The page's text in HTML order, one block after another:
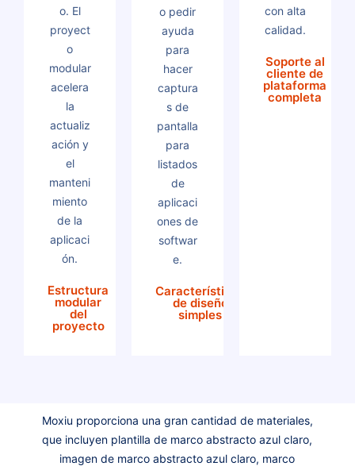
o. El
proyect
o
modular
acelera
la
actualiz
ación y
el
manteni
miento
de la
aplicaci
ón.
Estructura
modular
del
proyecto
o pedir
ayuda
para
hacer
captura
s de
pantalla
para
listados
de
aplicaci
ones de
softwar
e.
Características
de diseño
simples
con alta
calidad.
Soporte al
cliente de
plataforma
completa
Moxiu proporciona una gran cantidad de materiales,
que incluyen plantilla de marco abstracto azul claro,
imagen de marco abstracto azul claro, marco